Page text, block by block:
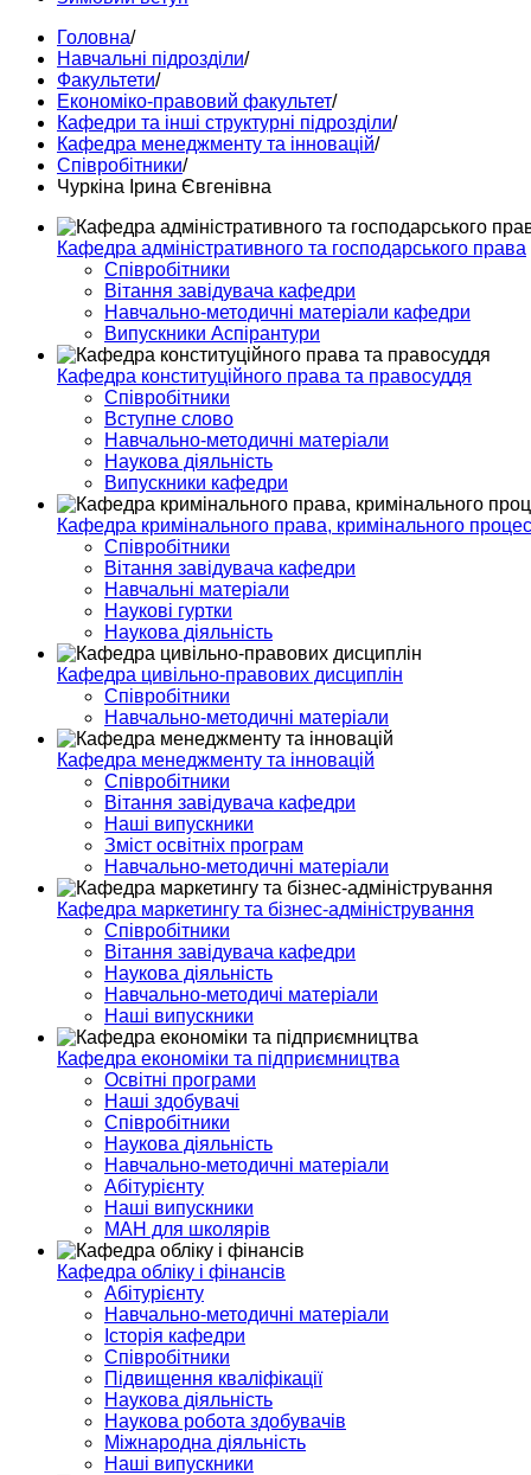
Головна/
Навчальні підрозділи/
Факультети/
Економіко-правовий факультет/
Кафедри та інші структурні підрозділи/
Кафедра менеджменту та інновацій/
Співробітники/
Чуркіна Ірина Євгенівна
Кафедра адміністративного та господарського права
Співробітники
Вітання завідувача кафедри
Навчально-методичні матеріали кафедри
Випускники Аспірантури
Кафедра конституційного права та правосуддя
Співробітники
Вступне слово
Навчально-методичні матеріали
Наукова діяльність
Випускники кафедри
Кафедра кримінального права, кримінального
Співробітники
Вітання завідувача кафедри
Навчальні матеріали
Наукові гуртки
Наукова діяльність
Кафедра цивільно-правових дисциплін
Співробітники
Навчально-методичні матеріали
Кафедра менеджменту та інновацій
Співробітники
Вітання завідувача кафедри
Наші випускники
Зміст освітніх програм
Навчально-методичні матеріали
Кафедра маркетингу та бізнес-адміністрування
Співробітники
Вітання завідувача кафедри
Наукова діяльність
Навчально-методичі матеріали
Наші випускники
Кафедра економіки та підприємництва
Освітні програми
Наші здобувачі
Співробітники
Наукова діяльність
Навчально-методичні матеріали
Абітурієнту
Наші випускники
МАН для школярів
Кафедра обліку і фінансів
Абітурієнту
Навчально-методичні матеріали
Історія кафедри
Співробітники
Підвищення кваліфікації
Наукова діяльність
Наукова робота здобувачів
Міжнародна діяльність
Наші випускники